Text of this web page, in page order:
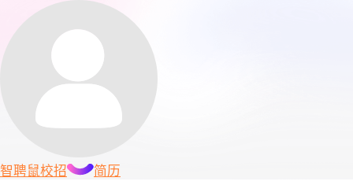
智聘鼠校招 简历